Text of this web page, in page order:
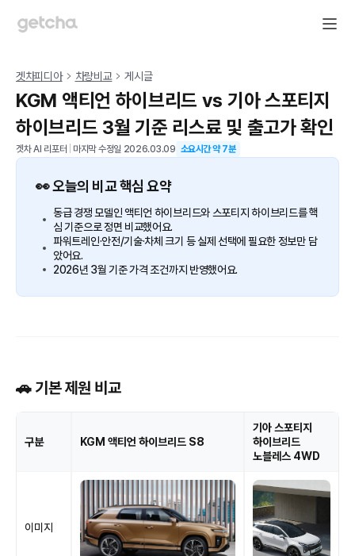
겟차피디아 차량비교 게시글
KGM 액티언 하이브리드 vs 기아 스포티지
하이브리드 3월 기준 리스료 및 출고가 확인
겟차 AI 리포터 마지막 수정일 2026.03.09 소요시간 약7분
👀 오늘의 비교 핵심 요약
동급 경쟁 모델인 액티언 하이브리드와 스포티지 하이브리드를 핵
심 기준으로 정면 비교했어요.
파워트레인·안전/기술·차체 크기 등 실제 선택에 필요한 정보만 담
았어요.
2026년 3월 기준 가격 조건까지 반영했어요.
🚗 기본 제원 비교
구분 KGM 액티언 하이브리드 S8
기아 스포티지
하이브리드
노블레스 4WD
이미지